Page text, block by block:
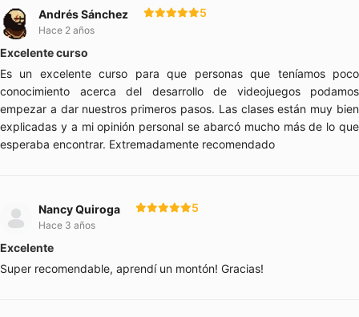
Andrés Sánchez
Hace 2 años
5
Excelente curso
Es un excelente curso para que personas que teníamos poco
conocimiento acerca del desarrollo de videojuegos podamos
empezar a dar nuestros primeros pasos. Las clases están muy bien
explicadas y a mi opinión personal se abarcó mucho más de lo que
esperaba encontrar. Extremadamente recomendado
Nancy Quiroga
Hace 3 años
5
Excelente
Super recomendable, aprendí un montón! Gracias!